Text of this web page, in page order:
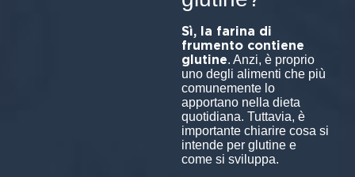
Sì, la farina di
frumento contiene
glutine. Anzi, è proprio
uno degli alimenti che più
comunemente lo
apportano nella dieta
quotidiana. Tuttavia, è
importante chiarire cosa si
intende per glutine e
come si sviluppa.